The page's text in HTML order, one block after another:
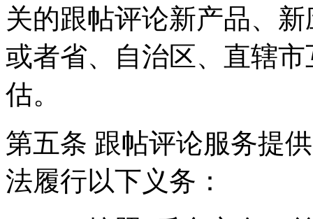
关的跟帖评论新产品、
或者省、自治区、直辖
估。
第五条 跟帖评论服务提
法履行以下义务：